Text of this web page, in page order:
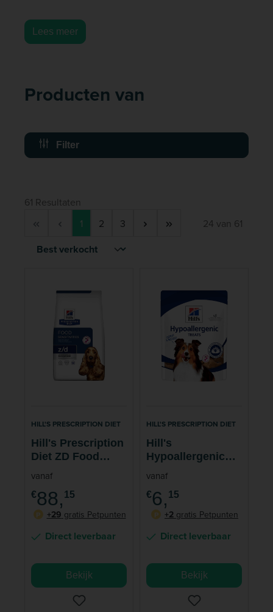
Lees meer
Producten van
Filter
61 Resultaten
Pagina
1 Pagina
2 Pagina
3 24 van 61
HILL'S PRESCRIPTION DIET
Hill's Prescription
Diet ZD Food
Sensitivities
vanaf
€88, 15
P
+29 gratis Petpunten
Direct leverbaar
Bekijk
HILL'S PRESCRIPTION DIET
Hill's
Hypoallergenic
Treats
gram
vanaf
€6, 15
P
+2 gratis Petpunten
Direct leverbaar
Bekijk